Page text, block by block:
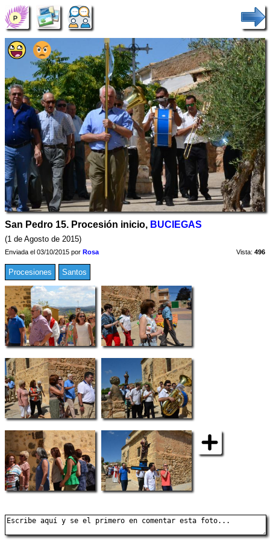
San Pedro 15. Procesión inicio, BUCIEGAS
(1 de Agosto de 2015)
Enviada el 03/10/2015 por Rosa Vista: 496
Procesiones Santos